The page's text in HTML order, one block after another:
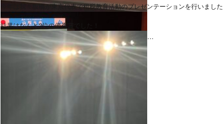
今年は我々板橋が東京代表で租税教育活動のプレゼンテーションを行いました
結果はなんと2位の優秀賞でした！